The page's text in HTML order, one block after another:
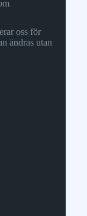
oss för
ändras utan